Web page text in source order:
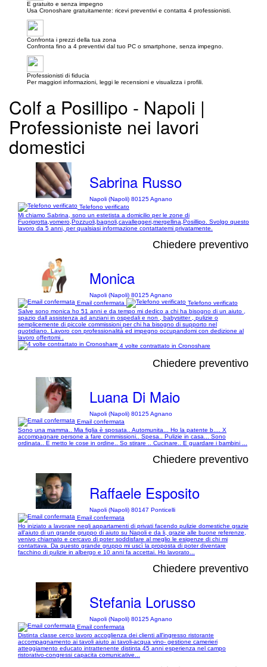
E gratuito e senza impegno
Usa Cronoshare gratuitamente: ricevi preventivi e contatta 4 professionisti.
Confronta i prezzi della tua zona
Confronta fino a 4 preventivi dal tuo PC o smartphone, senza impegno.
Professionisti di fiducia
Per maggiori informazioni, leggi le recensioni e visualizza i profili.
Colf a Posillipo - Napoli |
Professioniste nei lavori
domestici
Sabrina Russo
Napoli (Napoli) 80125 Agnano
Telefono verificato
Mi chiamo Sabrina, sono un estetista a domicilio per le zone di
Fuorigrotta,vomero,Pozzuoli,bagnoli,cavalleggeri,mergellina,Posillipo. Svolgo questo
lavoro da 5 anni, per qualsiasi informazione contattatemi privatamente.
Chiedere preventivo
Monica
Napoli (Napoli) 80125 Agnano
Email confermata
Telefono verificato
Salve sono monica ho 51 anni e da tempo mi dedico a chi ha bisogno di un aiuto ,
spazio dall assistenza ad anziani in ospedali e non , babysitter , pulizie o
semplicemente di piccole commissioni per chi ha bisogno di supporto nel
quotidiano. Lavoro con professionalità ed impegno occupandomi con dedizione al
lavoro offertomi .
4 volte contrattato in Cronoshare
Chiedere preventivo
Luana Di Maio
Napoli (Napoli) 80125 Agnano
Email confermata
Sono una mamma.. Mia figlia è sposata.. Automunita... Ho la patente b.... X
accompagnare persone a fare commissioni.. Spesa.. Pulizie in casa... Sono
ordinata.. E metto le cose in ordine.. So stirare .. Cucinare.. E guardare i bambini ...
Chiedere preventivo
Raffaele Esposito
Napoli (Napoli) 80147 Ponticelli
Email confermata
Ho iniziato a lavorare negli appartamenti di privati facendo pulizie domestiche grazie
all'aiuto di un grande gruppo di aiuto su Napoli e da li, grazie alle buone referenze,
venivo chiamato e cercavo di poter soddisfare al meglio le esigenze di chi mi
contattava. Da questo grande gruppo mi uscì la proposta di poter diventare
facchino di pulizie in albergo e 10 anni fa accettai. Ho lavorato...
Chiedere preventivo
Stefania Lorusso
Napoli (Napoli) 80125 Agnano
Email confermata
Distinta classe cerco lavoro accoglienza dei clienti all'ingresso ristorante
accompagnamento ai tavoli aiuto ai tavoli-acqua vino- gestione camerieri
atteggiamento educato intrattenente distinta 45 anni esperienza nel campo
ristorativo-congressi capacita comunicative...